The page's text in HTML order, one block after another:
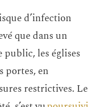
d’infection
que dans un
public, les églises
portes, en
restrictives. Le